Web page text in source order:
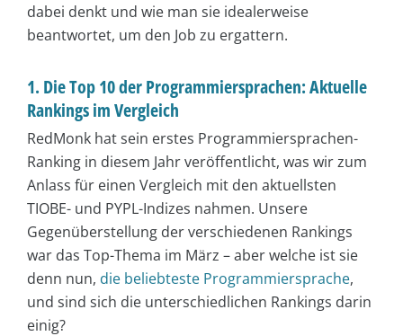
dabei denkt und wie man sie idealerweise
beantwortet, um den Job zu ergattern.
1. Die Top 10 der Programmiersprachen: Aktuelle
Rankings im Vergleich
RedMonk hat sein erstes Programmiersprachen-
Ranking in diesem Jahr veröffentlicht, was wir zum
Anlass für einen Vergleich mit den aktuellsten
TIOBE- und PYPL-Indizes nahmen. Unsere
Gegenüberstellung der verschiedenen Rankings
war das Top-Thema im März – aber welche ist sie
denn nun, die beliebteste Programmiersprache,
und sind sich die unterschiedlichen Rankings darin
einig?